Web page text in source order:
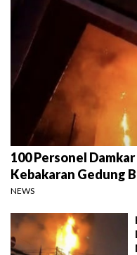
100 Personel
Kebakaran Gedung
NEWS